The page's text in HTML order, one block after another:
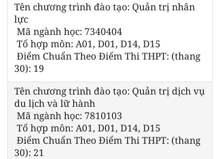
Tên chương trình đào tạo: Quản trị nhân
lực
Mã ngành học: 7340404
Tổ hợp môn: A01, D01, D14, D15
Điểm Chuẩn Theo Điểm Thi THPT: (thang
30): 19
Tên chương trình đào tạo: Quản trị dịch vụ
du lịch và lữ hành
Mã ngành học: 7810103
Tổ hợp môn: A01, D01, D14, D15
Điểm Chuẩn Theo Điểm Thi THPT: (thang
30): 21